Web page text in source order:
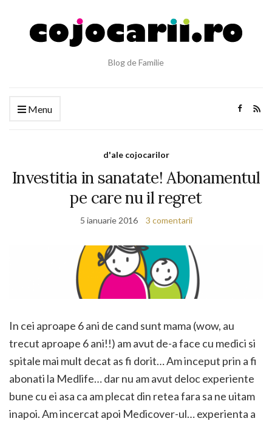
Blog de Familie
Menu
d'ale cojocarilor
Investitia in sanatate! Abonamentul
pe care nu il regret
5 ianuarie 2016 3 comentarii
In cei aproape 6 ani de cand sunt mama (wow, au
trecut aproape 6 ani!!) am avut de-a face cu medici si
spitale mai mult decat as fi dorit… Am inceput prin a fi
abonati la Medlife… dar nu am avut deloc experiente
bune cu ei asa ca am plecat din retea fara sa ne uitam
inapoi. Am incercat apoi Medicover-ul… experienta a